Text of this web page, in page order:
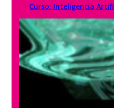
Curso: Inteligencia